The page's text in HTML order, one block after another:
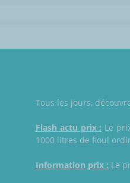
Tous les jours,
Flash actu prix : Le
1000 litres de fioul
Information prix : Le